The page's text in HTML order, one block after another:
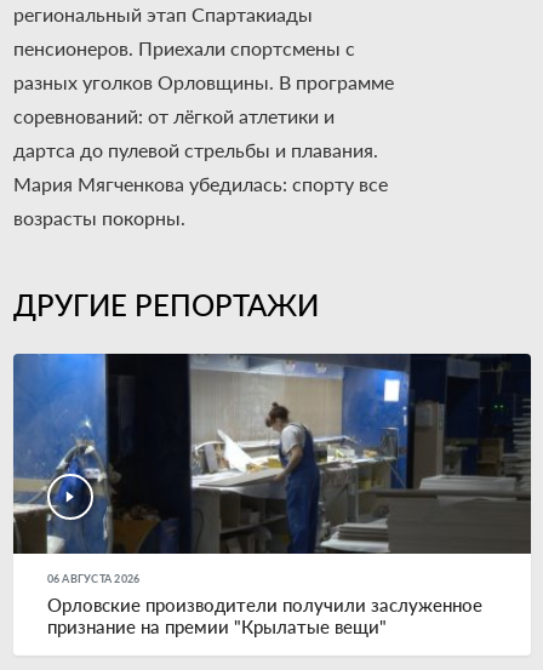
региональный этап Спартакиады
пенсионеров. Приехали спортсмены с
разных уголков Орловщины. В программе
соревнований: от лёгкой атлетики и
дартса до пулевой стрельбы и плавания.
Мария Мягченкова убедилась: спорту все
возрасты покорны.
ДРУГИЕ РЕПОРТАЖИ
06 АВГУСТА 2026
Орловские производители получили заслуженное
признание на премии "Крылатые вещи"